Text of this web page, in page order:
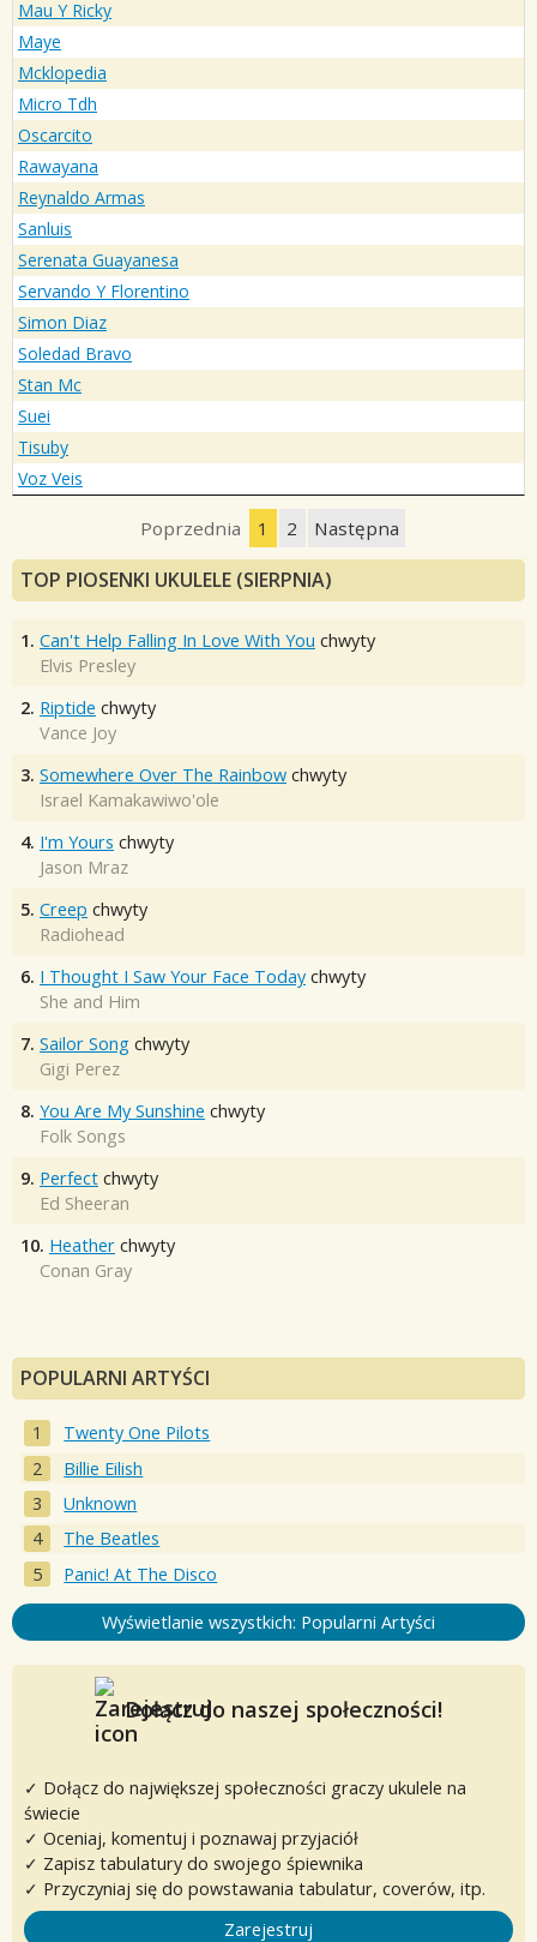
Mau Y Ricky
Maye
Mcklopedia
Micro Tdh
Oscarcito
Rawayana
Reynaldo Armas
Sanluis
Serenata Guayanesa
Servando Y Florentino
Simon Diaz
Soledad Bravo
Stan Mc
Suei
Tisuby
Voz Veis
Poprzednia 1 2 Następna
TOP PIOSENKI UKULELE (SIERPNIA)
1. Can't Help Falling In Love With You chwyty
Elvis Presley
2. Riptide chwyty
Vance Joy
3. Somewhere Over The Rainbow chwyty
Israel Kamakawiwo'ole
4. I'm Yours chwyty
Jason Mraz
5. Creep chwyty
Radiohead
6. I Thought I Saw Your Face Today chwyty
She and Him
7. Sailor Song chwyty
Gigi Perez
8. You Are My Sunshine chwyty
Folk Songs
9. Perfect chwyty
Ed Sheeran
10. Heather chwyty
Conan Gray
POPULARNI ARTYŚCI
Twenty One Pilots
Billie Eilish
Unknown
The Beatles
Panic! At The Disco
Wyświetlanie wszystkich: Popularni Artyści
Dołącz do naszej społeczności!
✓ Dołącz do największej społeczności graczy ukulele na
świecie
✓ Oceniaj, komentuj i poznawaj przyjaciół
✓ Zapisz tabulatury do swojego śpiewnika
✓ Przyczyniaj się do powstawania tabulatur, coverów, itp.
Zarejestruj